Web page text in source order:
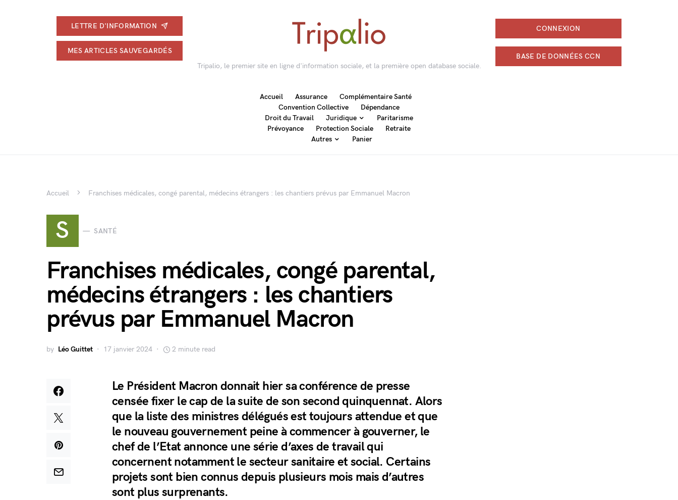
LETTRE D'INFORMATION
MES ARTICLES SAUVEGARDÉS
Tripalio, le premier site en ligne d'information sociale, et la première open database sociale.
CONNEXION
BASE DE DONNÉES CCN
Accueil Assurance
Complémentaire Santé
Convention Collective
Dépendance
Droit du Travail
Juridique
Paritarisme
Prévoyance
Protection Sociale
Retraite
Autres
Panier
Accueil Franchises médicales, congé parental, médecins étrangers : les chantiers prévus par Emmanuel Macron
S SANTÉ
Franchises médicales, congé parental,
médecins étrangers : les chantiers
prévus par Emmanuel Macron
by Léo Guittet 17 janvier 2024 2 minute read
Le Président Macron donnait hier sa conférence de presse
censée fixer le cap de la suite de son second quinquennat. Alors
que la liste des ministres délégués est toujours attendue et que
le nouveau gouvernement peine à commencer à gouverner, le
chef de l’Etat annonce une série d’axes de travail qui
concernent notamment le secteur sanitaire et social. Certains
projets sont bien connus depuis plusieurs mois mais d’autres
sont plus surprenants.